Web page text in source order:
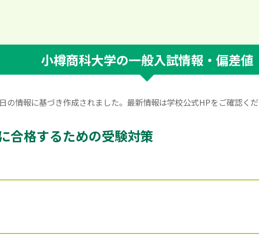
小樽商科大学の一般入試情報・偏差値
の情報に基づき作成されました。最新情報は学校公式HPをご確認く
合格するための受験対策